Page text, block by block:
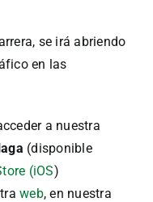
se irá abriendo
en las
a nuestra
(disponible
(iOS)
web, en nuestra